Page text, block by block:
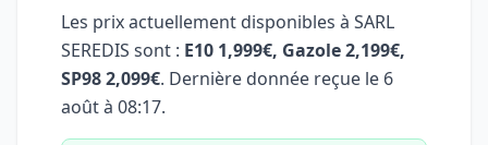
Les prix actuellement disponibles à SARL
SEREDIS sont : E10 1,999€, Gazole 2,199€,
SP98 2,099€. Dernière donnée reçue le 6
août à 08:17.